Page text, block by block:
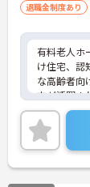
退職金制度あり
有料老人ホ
け住宅、認
な高齢者向
方が活躍さ
も長く働け
遇面も魅力
ントなどを
問い合わせ